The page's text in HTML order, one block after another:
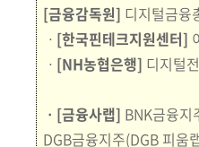
[금융감독원] 디지털금융
ㆍ [한국핀테크지원센터]
ㆍ [NH농협은행] 디지털
ㆍ[금융사랩] BNK금융지
DGB금융지주(DGB 피움